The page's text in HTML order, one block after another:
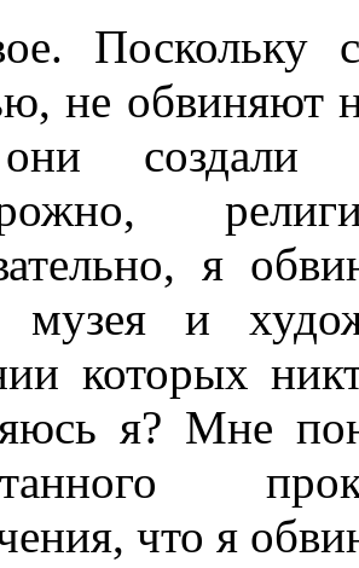
Поскольку
не обвиняют
создали
я
музея и
которых
я? Мне
что я